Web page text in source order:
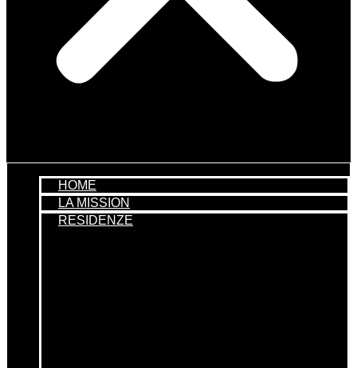
HOME
LA MISSION
RESIDENZE